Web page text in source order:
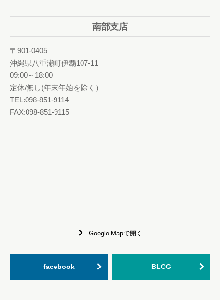
南部支店
〒901-0405
沖縄県八重瀬町伊覇107-11
09:00～18:00
定休/無し(年末年始を除く）
TEL:098-851-9114
FAX:098-851-9115
Google Mapで開く
facebook BLOG